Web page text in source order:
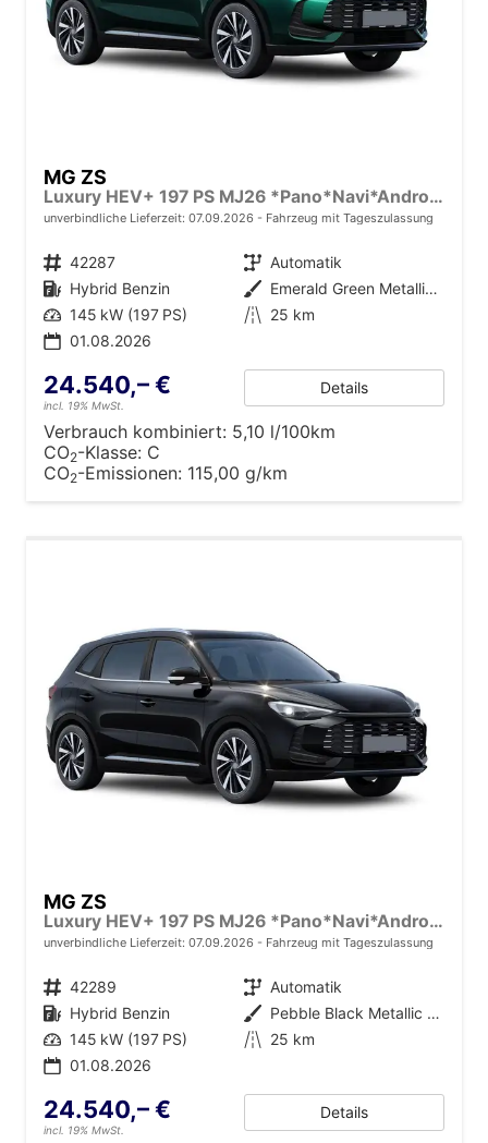
MG ZS
Luxury HEV+ 197 PS MJ26 *Pano*Navi*Android Auto*SHZ*360°*Kunstleder*Klimaauto*ACC
unverbindliche Lieferzeit: 07.09.2026 Fahrzeug mit Tageszulassung
Fahrzeugnr. 42287 Getriebe Automatik
Kraftstoff Hybrid Benzin Außenfarbe
Emerald Green Metallic [GJY]
Leistung 145 kW (197 PS) Kilometerstand 25 km
01.08.2026
24.540,– €
incl. 19% MwSt.
Details
Verbrauch kombiniert: 5,10 l/100km
CO2-Klasse: C
CO2-Emissionen: 115,00 g/km
MG ZS
Luxury HEV+ 197 PS MJ26 *Pano*Navi*Android Auto*SHZ*360°*Kunstleder*Klimaauto*ACC
unverbindliche Lieferzeit: 07.09.2026 Fahrzeug mit Tageszulassung
Fahrzeugnr. 42289 Getriebe Automatik
Kraftstoff Hybrid Benzin Außenfarbe
Pebble Black Metallic [PBC]
Leistung 145 kW (197 PS) Kilometerstand 25 km
01.08.2026
24.540,– €
incl. 19% MwSt.
Details